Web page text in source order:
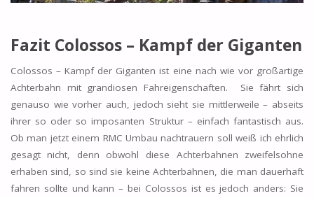
Fazit Colossos – Kampf der Giganten
Colossos – Kampf der Giganten ist eine nach wie vor großartige
Achterbahn mit grandiosen Fahreigenschaften. Sie fährt sich
genauso wie vorher auch, jedoch sieht sie mittlerweile – abseits
ihrer so oder so imposanten Struktur – einfach fantastisch aus.
Ob man jetzt einem RMC Umbau nachtrauern soll weiß ich ehrlich
gesagt nicht, denn obwohl diese Achterbahnen zweifelsohne
erhaben sind, so sind sie keine Achterbahnen, die man dauerhaft
fahren sollte und kann – bei Colossos ist es jedoch anders: Sie